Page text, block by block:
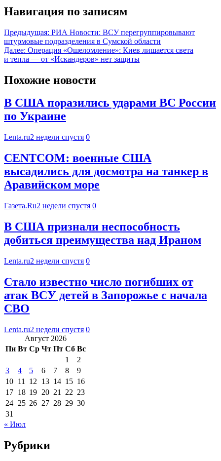
Навигация по записям
Предыдущая: РИА Новости: ВСУ перегруппировывают
штурмовые подразделения в Сумской области
Далее: Операция «Ошеломление»: Киев лишается света
и тепла — от «Искандеров» нет защиты
Похожие новости
В США поразились ударами ВС России
по Украине
Lenta.ru2 недели спустя 0
CENTCOM: военные США
высадились для досмотра на танкер в
Аравийском море
Газета.Ru2 недели спустя 0
В США признали неспособность
добиться преимущества над Ираном
Lenta.ru2 недели спустя 0
Стало известно число погибших от
атак ВСУ детей в Запорожье с начала
СВО
Lenta.ru2 недели спустя 0
Август 2026
Пн Вт Ср Чт Пт Сб Вс
1
2
3
4 5 6 7 8
9
10 11 12 13 14 15 16
17 18 19 20 21 22 23
24 25 26 27 28 29 30
31
« Июл
Рубрики